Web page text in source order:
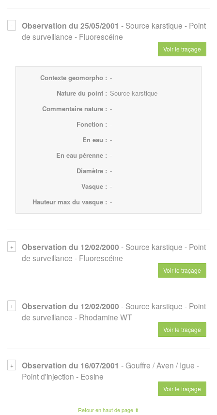
Observation du 25/05/2001 - Source karstique - Point
de surveillance - Fluorescéine
Voir le traçage
Contexte geomorpho : -
Nature du point : Source karstique
Commentaire nature : -
Fonction : -
En eau : -
En eau pérenne : -
Diamètre : -
Vasque : -
Hauteur max du vasque : -
Observation du 12/02/2000 - Source karstique - Point
de surveillance - Fluorescéine
Voir le traçage
Observation du 12/02/2000 - Source karstique - Point
de surveillance - Rhodamine WT
Voir le traçage
Observation du 16/07/2001 - Gouffre / Aven / Igue -
Point d'injection - Eosine
Voir le traçage
Retour en haut de page ⬆︎